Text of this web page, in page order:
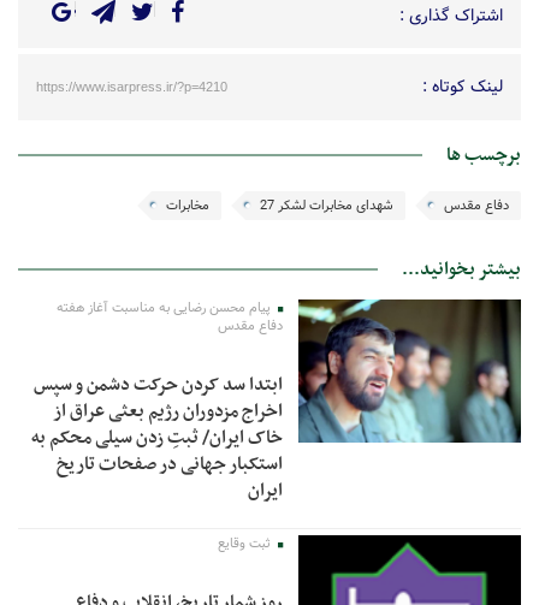
اشتراک گذاری :
لینک کوتاه : https://www.isarpress.ir/?p=4210
برچسب ها
دفاع مقدس شهدای مخابرات لشکر 27 مخابرات
بیشتر بخوانید...
پیام محسن رضایی به مناسبت آغاز هفته
دفاع مقدس
ابتدا سد کردن حرکت دشمن و سپس
اخراج مزدوران رژیم بعثی عراق از
خاک ایران/ ثبتِ زدن سیلی محکم به
استکبار جهانی در صفحات تاریخ
ایران
ثبت وقایع